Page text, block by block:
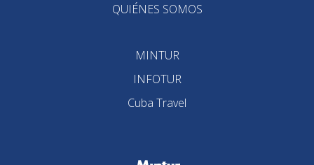
QUIÉNES SOMOS
MINTUR
INFOTUR
Cuba Travel